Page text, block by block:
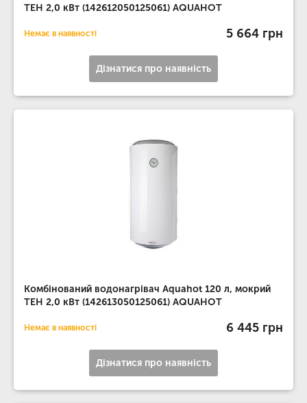
ТЕН 2,0 кВт (142612050125061) AQUAHOT
Немає в наявності 5 664 грн
Дізнатися про наявність
Комбінований водонагрівач Aquahot 120 л, мокрий
ТЕН 2,0 кВт (142613050125061) AQUAHOT
Немає в наявності 6 445 грн
Дізнатися про наявність